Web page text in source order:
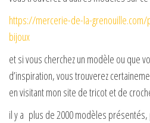
e
o
https://mercerie-de-la-
bijoux
et si vous cherchez un modèle ou que
d’inspiration, vous trouverez
en visitant mon site de tricot et de
il y a plus de 2000 modèles